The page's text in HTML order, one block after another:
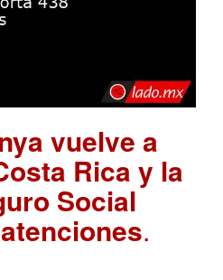
vuelve a
Rica y la
Social
.